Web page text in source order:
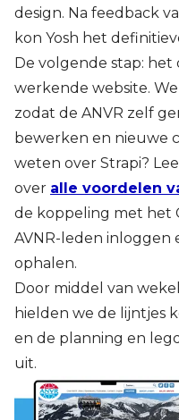
design. Na feedback
kon Yosh het
De volgende stap:
werkende website.
zodat de ANVR zelf
bewerken en nieuwe
weten over Strapi?
over alle voordelen
de koppeling met het
AVNR-leden inloggen
ophalen.
Door middel van
hielden we de lijntjes
en de planning en
uit.